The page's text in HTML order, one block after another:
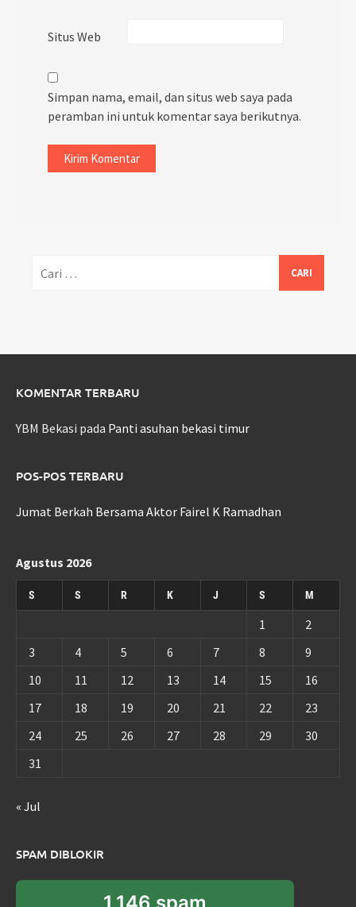
Situs Web
Simpan nama, email, dan situs web saya pada
peramban ini untuk komentar saya berikutnya.
untuk:
KOMENTAR TERBARU
YBM Bekasi pada Panti asuhan bekasi timur
POS-POS TERBARU
Jumat Berkah Bersama Aktor Fairel K Ramadhan
Agustus 2026
S S R K J S M
1
2
3
4 5 6 7 8
9
10
11 12 13 14 15
16
17
18 19 20 21 22
23
24
25 26 27 28 29
30
31
« Jul
SPAM DIBLOKIR